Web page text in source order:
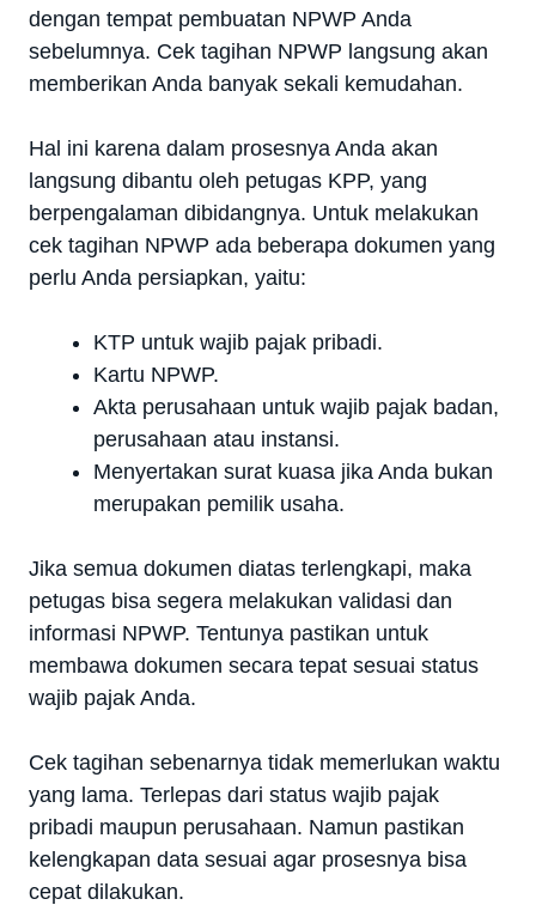
dengan tempat pembuatan NPWP Anda
sebelumnya. Cek tagihan NPWP langsung akan
memberikan Anda banyak sekali kemudahan.
Hal ini karena dalam prosesnya Anda akan
langsung dibantu oleh petugas KPP, yang
berpengalaman dibidangnya. Untuk melakukan
cek tagihan NPWP ada beberapa dokumen yang
perlu Anda persiapkan, yaitu:
KTP untuk wajib pajak pribadi.
Kartu NPWP.
Akta perusahaan untuk wajib pajak badan,
perusahaan atau instansi.
Menyertakan surat kuasa jika Anda bukan
merupakan pemilik usaha.
Jika semua dokumen diatas terlengkapi, maka
petugas bisa segera melakukan validasi dan
informasi NPWP. Tentunya pastikan untuk
membawa dokumen secara tepat sesuai status
wajib pajak Anda.
Cek tagihan sebenarnya tidak memerlukan waktu
yang lama. Terlepas dari status wajib pajak
pribadi maupun perusahaan. Namun pastikan
kelengkapan data sesuai agar prosesnya bisa
cepat dilakukan.